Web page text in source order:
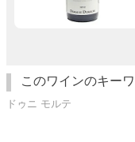
このワインのキー
ドゥニ モルテ